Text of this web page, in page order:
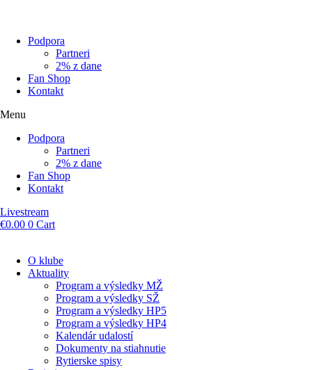
Podpora
Partneri
2% z dane
Fan Shop
Kontakt
Menu
Podpora
Partneri
2% z dane
Fan Shop
Kontakt
Livestream
€0.00 0 Cart
O klube
Aktuality
Program a výsledky MŽ
Program a výsledky SŽ
Program a výsledky HP5
Program a výsledky HP4
Kalendár udalostí
Dokumenty na stiahnutie
Rytierske spisy